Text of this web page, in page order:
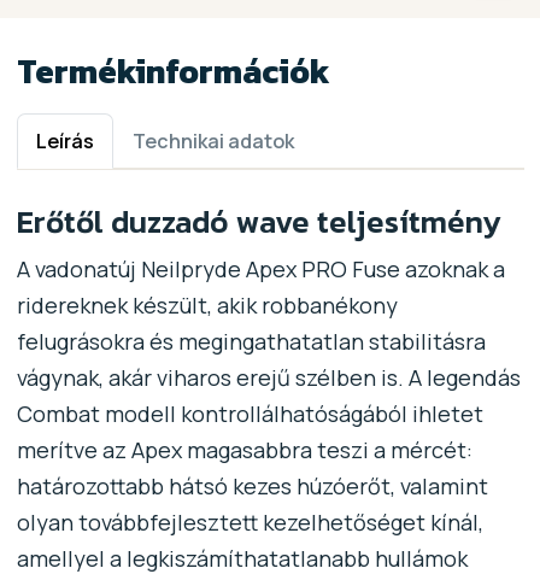
Termékinformációk
Leírás Technikai adatok
Erőtől duzzadó wave teljesítmény
A vadonatúj Neilpryde Apex PRO Fuse azoknak a
ridereknek készült, akik robbanékony
felugrásokra és megingathatatlan stabilitásra
vágynak, akár viharos erejű szélben is. A legendás
Combat modell kontrollálhatóságából ihletet
merítve az Apex magasabbra teszi a mércét:
határozottabb hátsó kezes húzóerőt, valamint
olyan továbbfejlesztett kezelhetőséget kínál,
amellyel a legkiszámíthatatlanabb hullámok